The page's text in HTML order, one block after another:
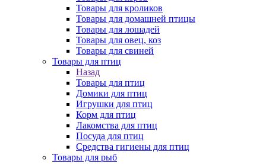
Товары для кроликов
Товары для домашней птицы
Товары для лошадей
Товары для овец, коз
Товары для свиней
Товары для птиц
Назад
Товары для птиц
Домики для птиц
Игрушки для птиц
Корм для птиц
Лакомства для птиц
Посуда для птиц
Средства гигиены для птиц
Товары для рыб